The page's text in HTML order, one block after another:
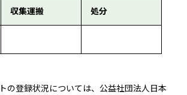
収集運搬 処分
の登録状況については、公益社団法人日本